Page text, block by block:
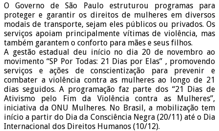
O Governo de São Paulo estruturou programas para
proteger e garantir os direitos de mulheres em diversos
modais de transporte, sejam eles públicos ou privados. Os
serviços apoiam principalmente vítimas de violência, mas
também garantem o conforto para mães e seus filhos.
A gestão estadual deu início no dia 20 de novembro ao
movimento “SP Por Todas: 21 Dias por Elas” , promovendo
serviços e ações de conscientização para prevenir e
combater a violência contra as mulheres ao longo de 21
dias seguidos. A programação faz parte dos “21 Dias de
Ativismo pelo Fim da Violência contra as Mulheres”,
iniciativa da ONU Mulheres. No Brasil, a mobilização tem
início a partir do Dia da Consciência Negra (20/11) até o Dia
Internacional dos Direitos Humanos (10/12).